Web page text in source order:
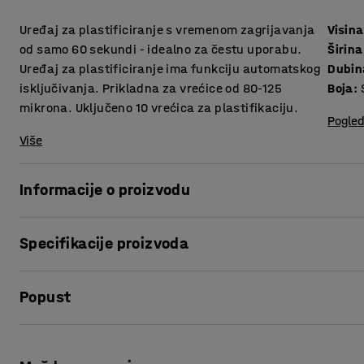
Uređaj za plastificiranje s vremenom zagrijavanja
od samo 60 sekundi - idealno za čestu uporabu.
Uređaj za plastificiranje ima funkciju automatskog
isključivanja. Prikladna za vrećice od 80-125
mikrona. Uključeno 10 vrećica za plastifikaciju.
Više
Visina
Širina
Boja:
Informacije o proizvodu
jednostavan, ali učinkovit način da dokument bude
uređaj idealnim za čestu uporabu u uredu.
Specifikacije proizvoda
Širina: 436
Potreban broj osoba
Popust